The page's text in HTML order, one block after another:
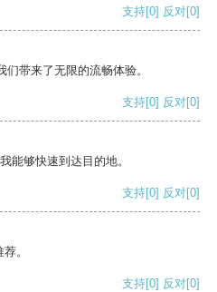
支持[0] 反对[0]
带来了无限的流畅体验。
支持[0] 反对[0]
能够快速到达目的地。
支持[0] 反对[0]
。
支持[0] 反对[0]